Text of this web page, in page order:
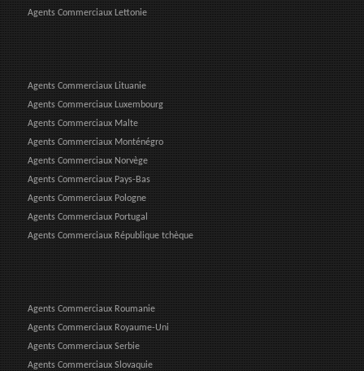
Agents Commerciaux Lettonie
Agents Commerciaux Lituanie
Agents Commerciaux Luxembourg
Agents Commerciaux Malte
Agents Commerciaux Monténégro
Agents Commerciaux Norvège
Agents Commerciaux Pays-Bas
Agents Commerciaux Pologne
Agents Commerciaux Portugal
Agents Commerciaux République tchèque
Agents Commerciaux Roumanie
Agents Commerciaux Royaume-Uni
Agents Commerciaux Serbie
Agents Commerciaux Slovaquie